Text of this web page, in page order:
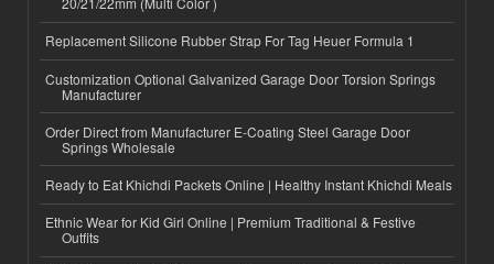
Replacement Silicone Rubber Strap For Tag Heuer Formula 1
Customization Optional Galvanized Garage Door Torsion Springs
Manufacturer
Order Direct from Manufacturer E-Coating Steel Garage Door
Springs Wholesale
Ready to Eat Khichdi Packets Online | Healthy Instant Khichdi Meals
Ethnic Wear for Kid Girl Online | Premium Traditional & Festive
Outfits